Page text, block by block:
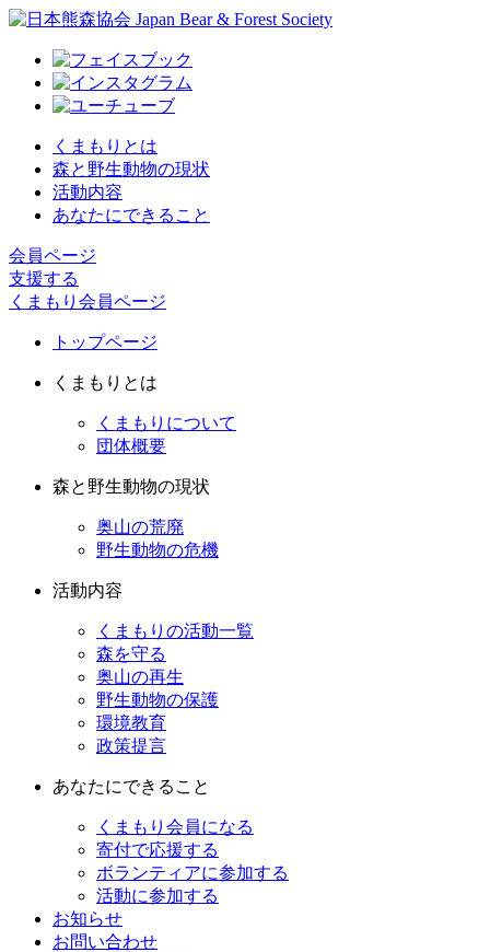
くまもりとは
森と野生動物の現状
活動内容
あなたにできること
会員ページ
支援する
くまもり会員ページ
トップページ
くまもりとは
くまもりについて
団体概要
森と野生動物の現状
奥山の荒廃
野生動物の危機
活動内容
くまもりの活動一覧
森を守る
奥山の再生
野生動物の保護
環境教育
政策提言
あなたにできること
くまもり会員になる
寄付で応援する
ボランティアに参加する
活動に参加する
お知らせ
お問い合わせ